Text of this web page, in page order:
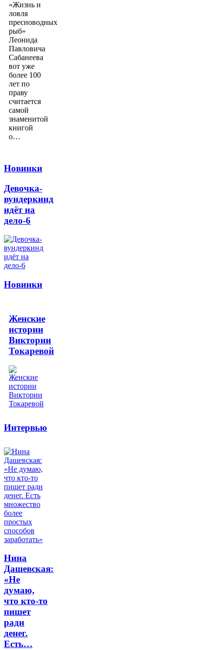
«Жизнь и
ловля
пресноводных
рыб»
Леонида
Павловича
Сабанеева
вот уже
более 100
лет по
праву
считается
самой
знаменитой
книгой
о…
Новинки
Девочка-
вундеркинд
идёт на
дело-6
Новинки
Женские
истории
Виктории
Токаревой
Интервью
Нина
Дашевская:
«Не
думаю,
что кто-то
пишет
ради
денег.
Есть…